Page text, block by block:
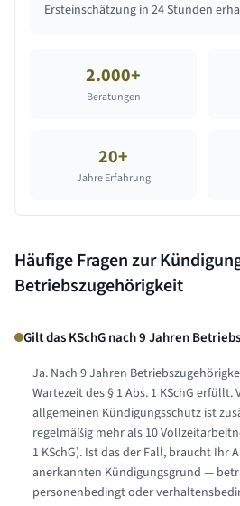
Ersteinschätzung in 24 Stunden
2.000+
Beratungen
20+
Jahre Erfahrung
Häufige Fragen zur
Betriebszugehörigkeit
Gilt das KSchG nach 9 Jahren
Ja. Nach 9 Jahren
Wartezeit des § 1 Abs. 1 KSchG
allgemeinen Kündigungsschutz ist
regelmäßig mehr als 10
1 KSchG). Ist das der Fall, braucht Ihr
anerkannten Kündigungsgrund —
personenbedingt oder